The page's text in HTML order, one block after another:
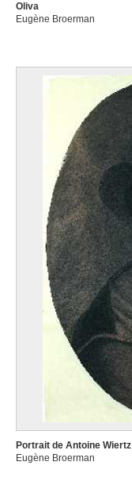
Oliva
Eugène Broerman
Portrait de Antoine Wiertz
Eugène Broerman